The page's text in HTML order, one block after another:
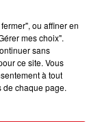
ou affiner en
mes choix".
sans
ce site. Vous
à tout
de chaque page.